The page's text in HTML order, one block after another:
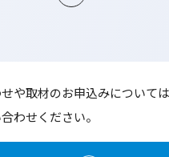
や取材のお申込みについては
わせください。